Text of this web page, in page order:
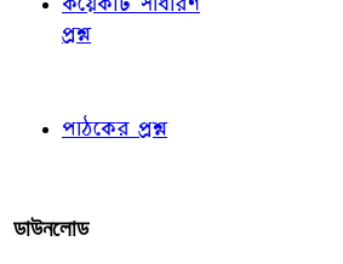
প্রশ্ন
পাঠকের প্রশ্ন
ডাউনলোড